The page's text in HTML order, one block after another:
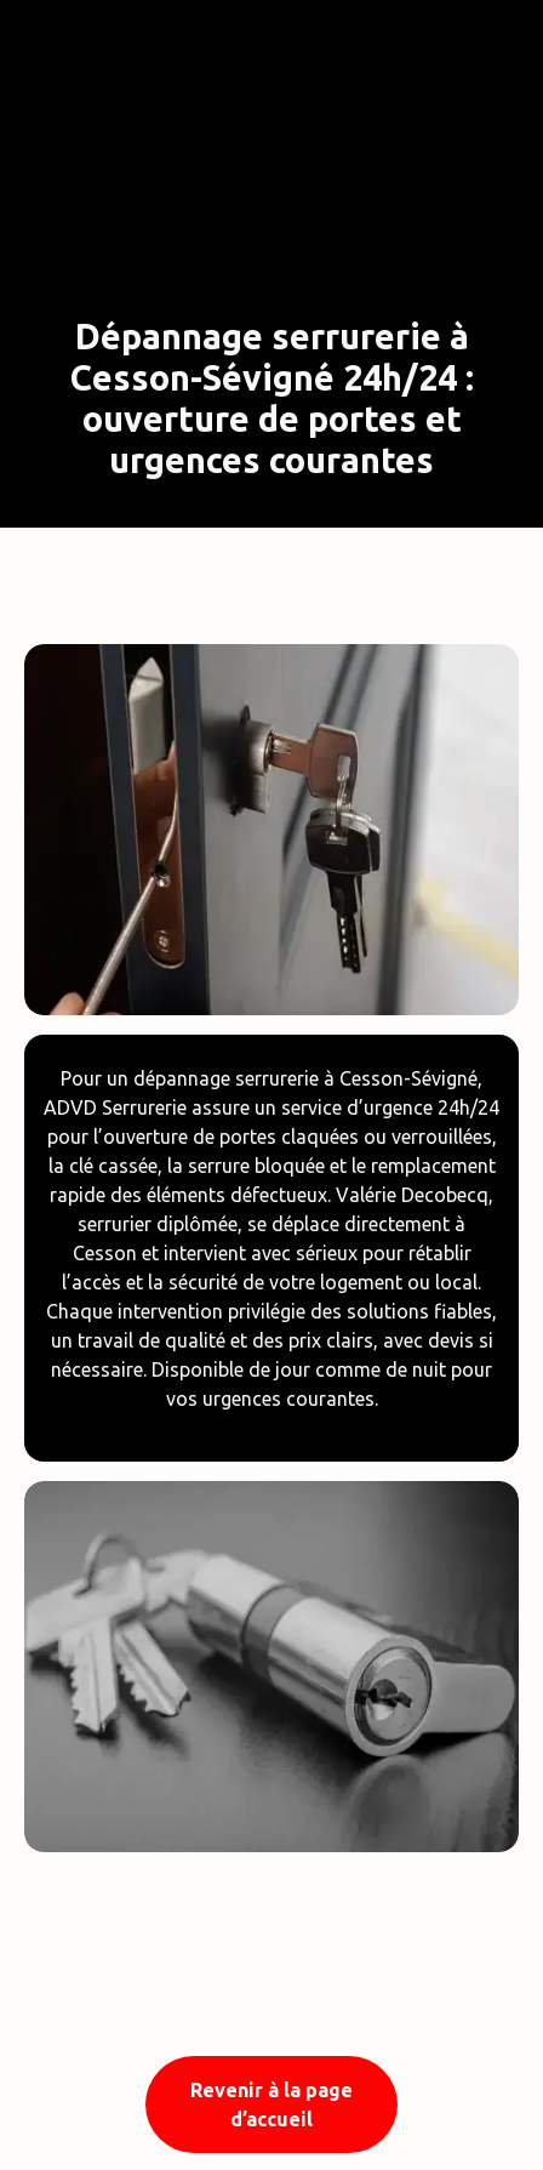
Dépannage serrurerie à
Cesson-Sévigné 24h/24 :
ouverture de portes et
urgences courantes
Pour un dépannage serrurerie à Cesson-Sévigné,
ADVD Serrurerie assure un service d’urgence 24h/24
pour l’ouverture de portes claquées ou verrouillées,
la clé cassée, la serrure bloquée et le remplacement
rapide des éléments défectueux. Valérie Decobecq,
serrurier diplômée, se déplace directement à
Cesson et intervient avec sérieux pour rétablir
l’accès et la sécurité de votre logement ou local.
Chaque intervention privilégie des solutions fiables,
un travail de qualité et des prix clairs, avec devis si
nécessaire. Disponible de jour comme de nuit pour
vos urgences courantes.
Revenir à la page
d’accueil